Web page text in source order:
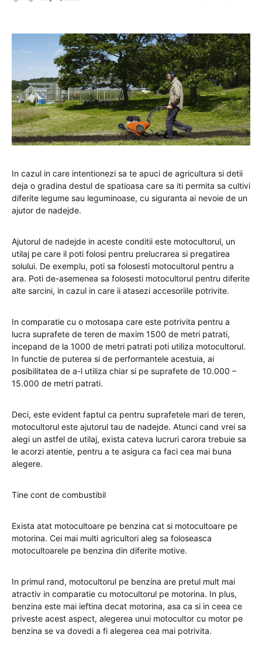
In cazul in care intentionezi sa te apuci de agricultura si detii
deja o gradina destul de spatioasa care sa iti permita sa cultivi
diferite legume sau leguminoase, cu siguranta ai nevoie de un
ajutor de nadejde.
Ajutorul de nadejde in aceste conditii este motocultorul, un
utilaj pe care il poti folosi pentru prelucrarea si pregatirea
solului. De exemplu, poti sa folosesti motocultorul pentru a
ara. Poti de-asemenea sa folosesti motocultorul pentru diferite
alte sarcini, in cazul in care ii atasezi accesoriile potrivite.
In comparatie cu o motosapa care este potrivita pentru a
lucra suprafete de teren de maxim 1500 de metri patrati,
incepand de la 1000 de metri patrati poti utiliza motocultorul.
In functie de puterea si de performantele acestuia, ai
posibilitatea de a-l utiliza chiar si pe suprafete de 10.000 –
15.000 de metri patrati.
Deci, este evident faptul ca pentru suprafetele mari de teren,
motocultorul este ajutorul tau de nadejde. Atunci cand vrei sa
alegi un astfel de utilaj, exista cateva lucruri carora trebuie sa
le acorzi atentie, pentru a te asigura ca faci cea mai buna
alegere.
Tine cont de combustibil
Exista atat motocultoare pe benzina cat si motocultoare pe
motorina. Cei mai multi agricultori aleg sa foloseasca
motocultoarele pe benzina din diferite motive.
In primul rand, motocultorul pe benzina are pretul mult mai
atractiv in comparatie cu motocultorul pe motorina. In plus,
benzina este mai ieftina decat motorina, asa ca si in ceea ce
priveste acest aspect, alegerea unui motocultor cu motor pe
benzina se va dovedi a fi alegerea cea mai potrivita.